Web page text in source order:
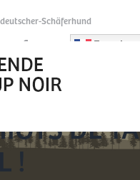
Schäferhund
French
DE
!